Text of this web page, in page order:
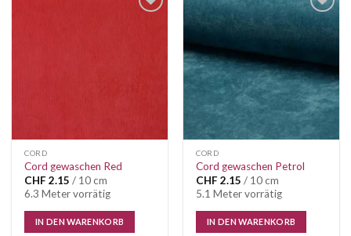
CORD
Cord gewaschen Red
CHF 2.15 / 10 cm
6.3 Meter vorrätig
IN DEN WARENKORB
CORD
Cord gewaschen Petrol
CHF 2.15 / 10 cm
5.1 Meter vorrätig
IN DEN WARENKORB